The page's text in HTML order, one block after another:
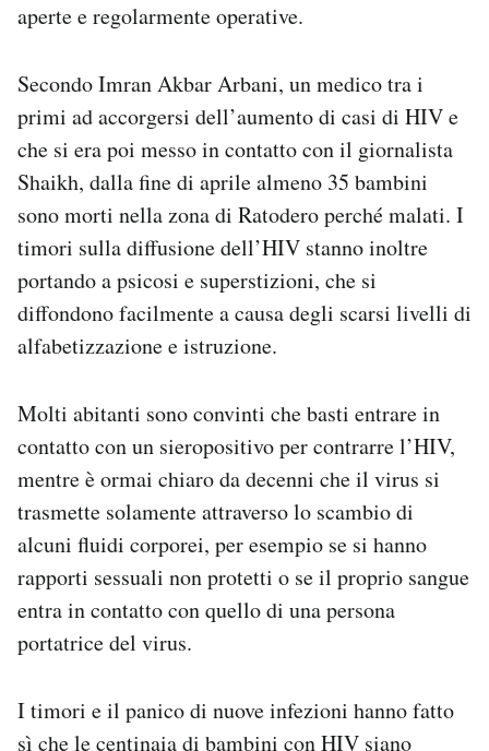
aperte e regolarmente operative.
Secondo Imran Akbar Arbani, un medico tra i
primi ad accorgersi dell’aumento di casi di HIV e
che si era poi messo in contatto con il giornalista
Shaikh, dalla fine di aprile almeno 35 bambini
sono morti nella zona di Ratodero perché malati. I
timori sulla diffusione dell’HIV stanno inoltre
portando a psicosi e superstizioni, che si
diffondono facilmente a causa degli scarsi livelli di
alfabetizzazione e istruzione.
Molti abitanti sono convinti che basti entrare in
contatto con un sieropositivo per contrarre l’HIV,
mentre è ormai chiaro da decenni che il virus si
trasmette solamente attraverso lo scambio di
alcuni fluidi corporei, per esempio se si hanno
rapporti sessuali non protetti o se il proprio sangue
entra in contatto con quello di una persona
portatrice del virus.
I timori e il panico di nuove infezioni hanno fatto
sì che le centinaia di bambini con HIV siano